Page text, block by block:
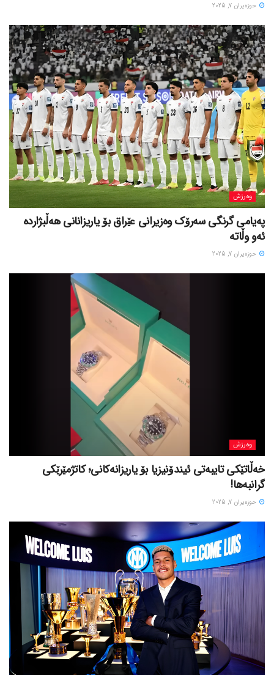
حوزه‌یران 7, 2025
وەرزش
پەیامی گرنگی سەرۆک وەزیرانی عێراق بۆ یاریزانانی هەڵبژارده
ئەو وڵاتە
حوزه‌یران 7, 2025
وەرزش
خەڵاتێکی تایبەتی ئیندۆنیزیا بۆ یاریزانەکانی؛ کاتژمێرێکی
گرانبەها!
حوزه‌یران 7, 2025